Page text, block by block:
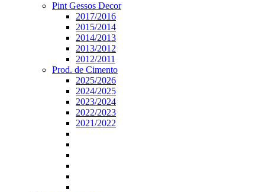
Pint Gessos Decor
2017/2016
2015/2014
2014/2013
2013/2012
2012/2011
Prod. de Cimento
2025/2026
2024/2025
2023/2024
2022/2023
2021/2022